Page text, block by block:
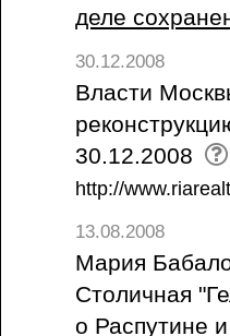
деле
30.12.2008
Власти
30.12.2008
http://
13.08.2008
Мария
Столичная
о Распутине